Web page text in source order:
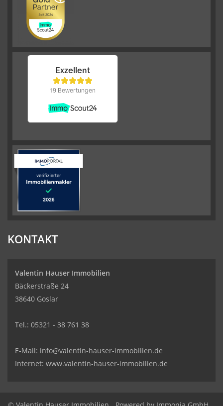
KONTAKT
Valentin Hauser Immobilien
Bäckerstraße 24
38640 Goslar
Tel.: 05321 - 38 761 38
E-Mail: info@valentin-hauser-immobilien.de
Internet: www.valentin-hauser-immobilien.de